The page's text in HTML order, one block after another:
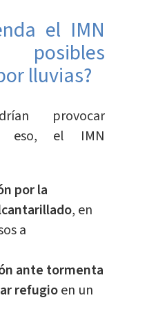
el IMN
lluvias?
provocar
eso, el IMN
por la
, en
a
ante tormenta
refugioen un